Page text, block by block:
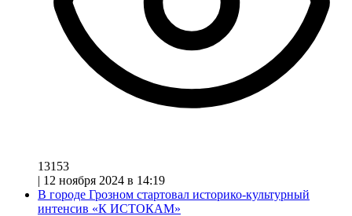
13153
| 12 ноября 2024 в 14:19
В городе Грозном стартовал историко-культурный
интенсив «К ИСТОКАМ»